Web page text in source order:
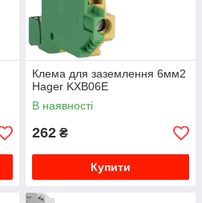
Клема для заземлення 6мм2
Hager KXB06E
В наявності
262 ₴
Купити